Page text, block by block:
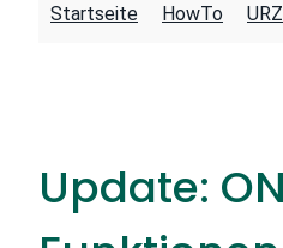
Startseite HowTo
Update: